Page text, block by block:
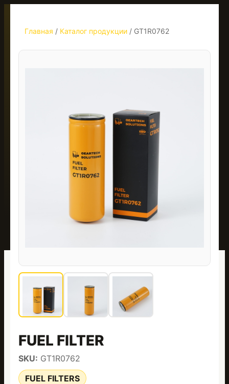
Главная / Каталог продукции / GT1R0762
FUEL FILTER
SKU: GT1R0762
FUEL FILTERS